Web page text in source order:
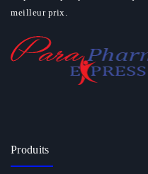
meilleur prix.
Produits